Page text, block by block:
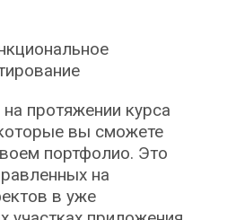
протяжении курса
вы сможете
портфолио. Это
на
в уже